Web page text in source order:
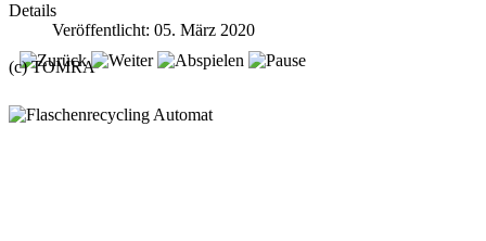
Details
Veröffentlicht: 05. März 2020
(c) TOMRA